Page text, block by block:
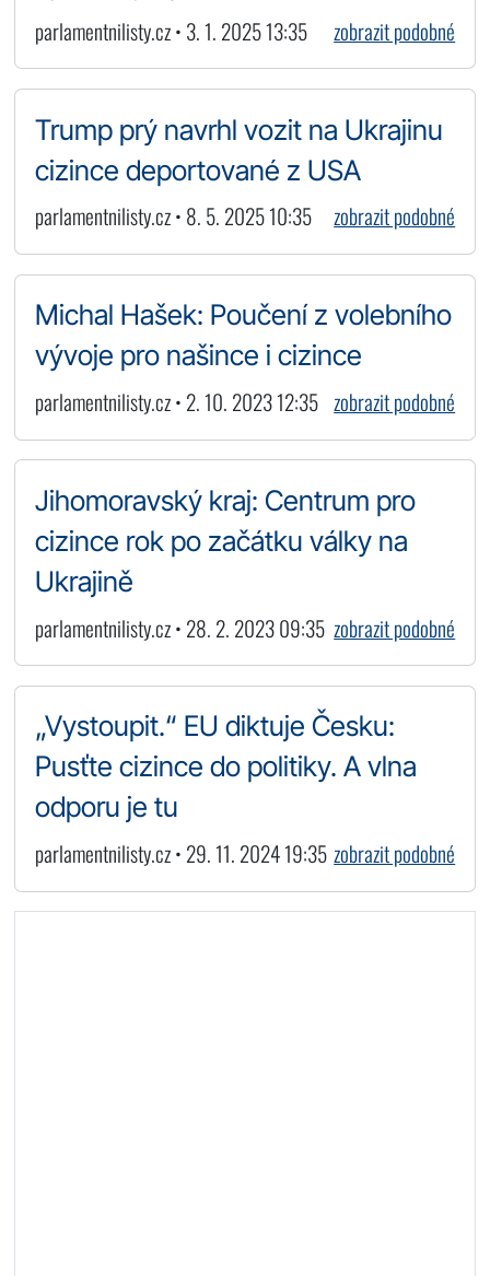
parlamentnilisty.cz • 3. 1. 2025 13:35 zobrazit podobné
Trump prý navrhl vozit na Ukrajinu
cizince deportované z USA
parlamentnilisty.cz • 8. 5. 2025 10:35 zobrazit podobné
Michal Hašek: Poučení z volebního
vývoje pro našince i cizince
parlamentnilisty.cz • 2. 10. 2023 12:35 zobrazit podobné
Jihomoravský kraj: Centrum pro
cizince rok po začátku války na
Ukrajině
parlamentnilisty.cz • 28. 2. 2023 09:35 zobrazit podobné
„Vystoupit.“ EU diktuje Česku:
Pusťte cizince do politiky. A vlna
odporu je tu
parlamentnilisty.cz • 29. 11. 2024 19:35 zobrazit podobné